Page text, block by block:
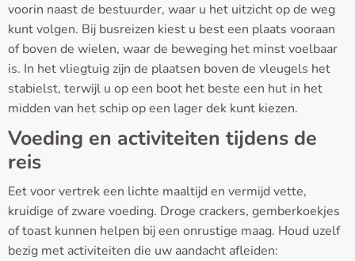
voorin naast de bestuurder, waar u het uitzicht op de weg
kunt volgen. Bij busreizen kiest u best een plaats vooraan
of boven de wielen, waar de beweging het minst voelbaar
is. In het vliegtuig zijn de plaatsen boven de vleugels het
stabielst, terwijl u op een boot het beste een hut in het
midden van het schip op een lager dek kunt kiezen.
Voeding en activiteiten tijdens de
reis
Eet voor vertrek een lichte maaltijd en vermijd vette,
kruidige of zware voeding. Droge crackers, gemberkoekjes
of toast kunnen helpen bij een onrustige maag. Houd uzelf
bezig met activiteiten die uw aandacht afleiden: